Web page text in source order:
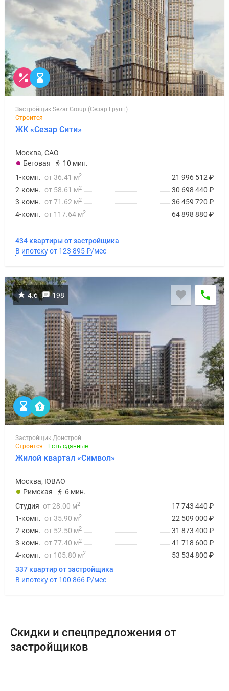
Застройщик Sezar Group (Сезар Групп)
Строится
ЖК «Сезар Сити»
Москва, САО
Беговая
10 мин.
21 996 512 ₽
1-комн. от 36.41 м2
30 698 440 ₽
2-комн. от 58.61 м2
36 459 720 ₽
3-комн. от 71.62 м2
64 898 880 ₽
4-комн. от 117.64 м2
434 квартиры от застройщика
В ипотеку от 123 895₽/мес
4.6 198
Застройщик Донстрой
Строится
Есть сданные
Жилой квартал «Символ»
Москва, ЮВАО
Римская
6 мин.
17 743 440 ₽
Студия от 28.00 м2
22 509 000 ₽
1-комн. от 35.90 м2
31 873 400 ₽
2-комн. от 52.50 м2
41 718 600 ₽
3-комн. от 77.40 м2
53 534 800 ₽
4-комн. от 105.80 м2
337 квартир от застройщика
В ипотеку от 100 866₽/мес
Скидки и спецпредложения от
застройщиков